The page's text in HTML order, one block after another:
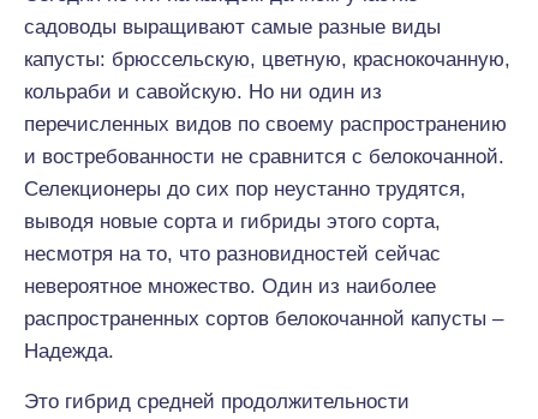
садоводы выращивают самые разные виды
капусты: брюссельскую, цветную, краснокочанную,
кольраби и савойскую. Но ни один из
перечисленных видов по своему распространению
и востребованности не сравнится с белокочанной.
Селекционеры до сих пор неустанно трудятся,
выводя новые сорта и гибриды этого сорта,
несмотря на то, что разновидностей сейчас
невероятное множество. Один из наиболее
распространенных сортов белокочанной капусты –
Надежда.
Это гибрид средней продолжительности